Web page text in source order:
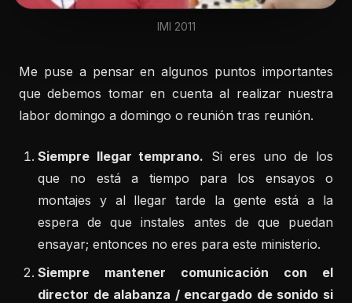
IMI 2011
Me puse a pensar en algunos puntos importantes
que debemos tomar en cuenta al realizar nuestra
labor domingo a domingo o reunión tras reunión.
Siempre llegar temprano. Si eres uno de los
que no está a tiempo para los ensayos o
montajes y al llegar tarde la gente está a la
espera de que instales antes de que puedan
ensayar; entonces no eres para este ministerio.
Siempre mantener comunicación con el
director de alabanza / encargado de sonido si